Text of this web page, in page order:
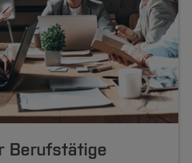
Berufstätige